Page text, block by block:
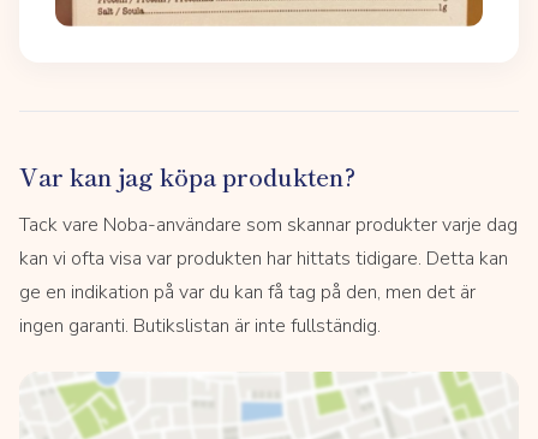
Var kan jag köpa produkten?
Tack vare Noba-användare som skannar produkter varje dag
kan vi ofta visa var produkten har hittats tidigare. Detta kan
ge en indikation på var du kan få tag på den, men det är
ingen garanti. Butikslistan är inte fullständig.